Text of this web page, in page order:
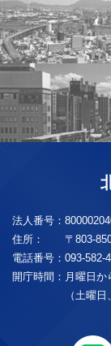
法人番号：
住所：
〒803-
電話番号： 093-582-
開庁時間： 月曜日
（土曜